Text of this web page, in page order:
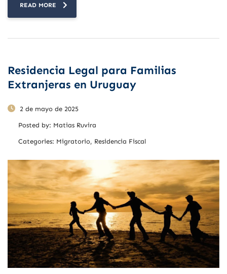
READ MORE
Residencia Legal para Familias
Extranjeras en Uruguay
2 de mayo de 2025
Posted by: Matias Ruvira
Categories: Migratorio, Residencia Fiscal